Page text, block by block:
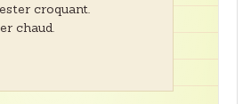
croquant.
chaud.